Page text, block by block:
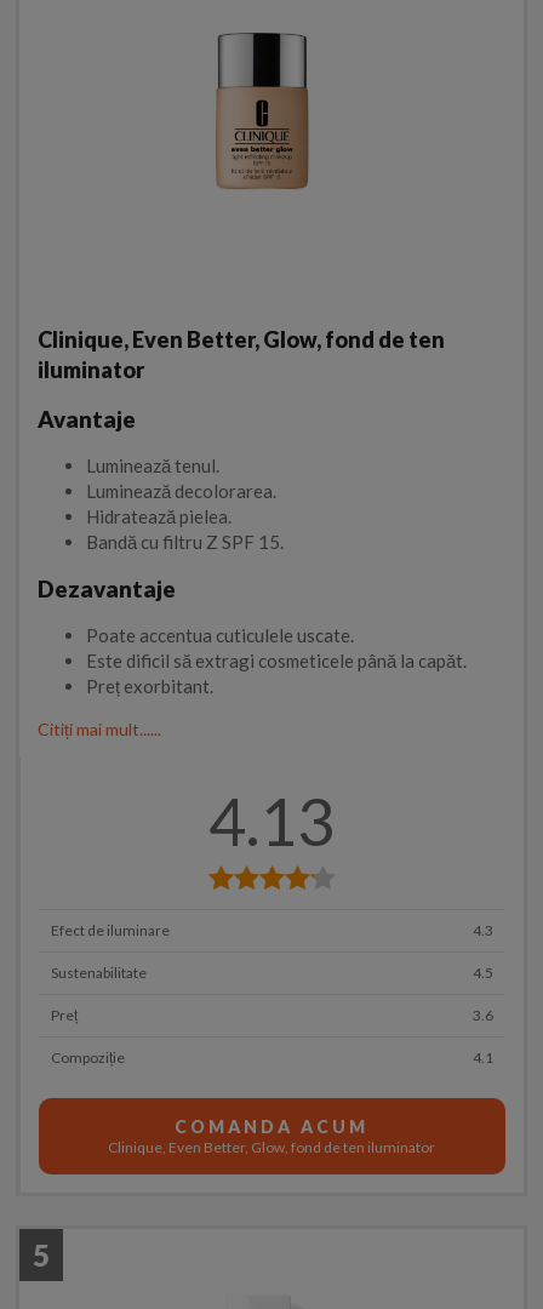
Clinique, Even Better, Glow, fond de ten
iluminator
Avantaje
Luminează tenul.
Luminează decolorarea.
Hidratează pielea.
Bandă cu filtru Z SPF 15.
Dezavantaje
Poate accentua cuticulele uscate.
Este dificil să extragi cosmeticele până la capăt.
Preț exorbitant.
Citiți mai mult......
4.13
Efect de iluminare 4.3
Sustenabilitate 4.5
Preț 3.6
Compoziție 4.1
COMANDA ACUM
Clinique, Even Better, Glow, fond de ten iluminator
5